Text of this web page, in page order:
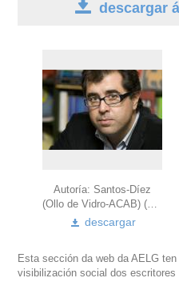
obra
videoteca
materiais didácticos
descargar
Autoría: Santos-Díez
(Ollo de Vidro-ACAB) (2009)
descargar
Esta sección da web da AELG
visibilización social dos escritores